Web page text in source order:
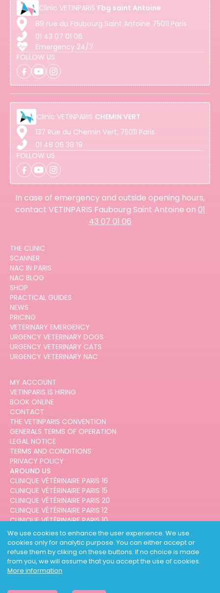
We use cookies to enhance the user experience. We use
cookies only for analytic purpose. You can either accept or
refuse them by cliking on these buttons. If no choice is made
from you, we will assume that you accept the use of cookies.
More information
Clinic VETINPARIS Fbg saint Antoine
89 rue du Faubourg Saint Antoine 75011 Paris
01 43 07 01 06
Emergency 24/7
FOLLOW US
Clinic VETINPARIS CHEMIN VERT
137 Rue du Chemin Vert, 75011 Paris
01 48 06 38 19
FOLLOW US
In case of emergency and outside opening hours,
contact VETINPARIS Faubourg Saint Antoine on 01
43 07 01 06
THE CLINIC
SCANNER
NAC IN PARIS
NAC BLOG
SHOP
PRACTICAL GUIDES
NEWS
PRICING
VETERINARY EMERGENCY
URGENCY VETERINARY DOGS
URGENCY VETERINARY CATS
URGENCY VETERINARY NAC
MY ACCOUNT
VETINPARIS IS HIRING
BOOK ONLINE
CONTACT
THE VETINPARIS CONVENTION
GENERALS TERMS OF OPERATION
LEGAL NOTICE
TERMS AND CONDITIONS
PRIVACY POLICY
AROUND US
CLINIQUE VÉTÉRINAIRE PARIS 16
CLINIQUE VÉTÉRINAIRE PARIS 15
CLINIQUE VÉTÉRINAIRE PARIS 20
CLINIQUE VÉTÉRINAIRE PARIS 12
CLINIQUE VÉTÉRINAIRE PARIS 10
CLINIQUE VÉTÉRINAIRE PARIS 3